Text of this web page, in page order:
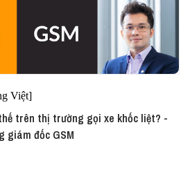
Việt]
trên thị trường gọi xe khốc liệt? -
giám đốc GSM